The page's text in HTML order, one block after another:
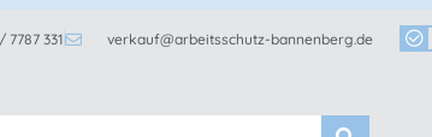
7787 331 verkauf@arbeitsschutz-bannenberg.de